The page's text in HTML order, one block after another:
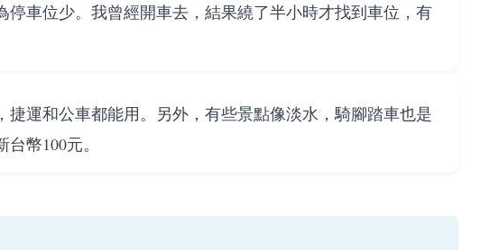
停車位少。我曾經開車去，結果繞了半小時才找到車位，有
運和公車都能用。另外，有些景點像淡水，騎腳踏車也是
幣100元。